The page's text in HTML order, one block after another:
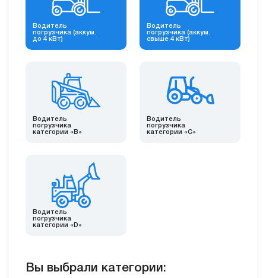
Водитель
погрузчика (аккум.
до 4 кВт)
Водитель
погрузчика (аккум.
свыше 4 кВт)
Водитель
погрузчика
категории «B»
Водитель
погрузчика
категории «C»
Водитель
погрузчика
категории «D»
Вы выбрали категории: